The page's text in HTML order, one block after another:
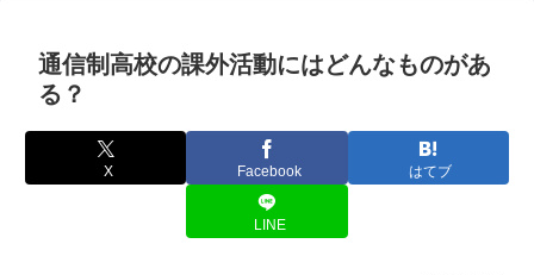
通信制高校の課外活動にはどんなものがあ
る？
X Facebook はてブ
LINE